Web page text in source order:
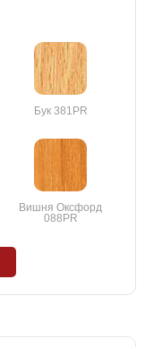
Бук 381PR
Вишня Оксфорд
088PR